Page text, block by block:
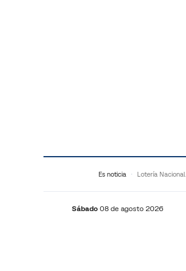
Es noticia Lotería Nacional
Sábado 08 de agosto 2026